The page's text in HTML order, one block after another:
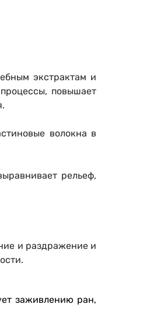
экстрактам и
повышает
волокна в
рельеф,
и раздражение и
заживлению ран,